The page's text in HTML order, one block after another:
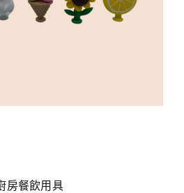
房餐飲用具